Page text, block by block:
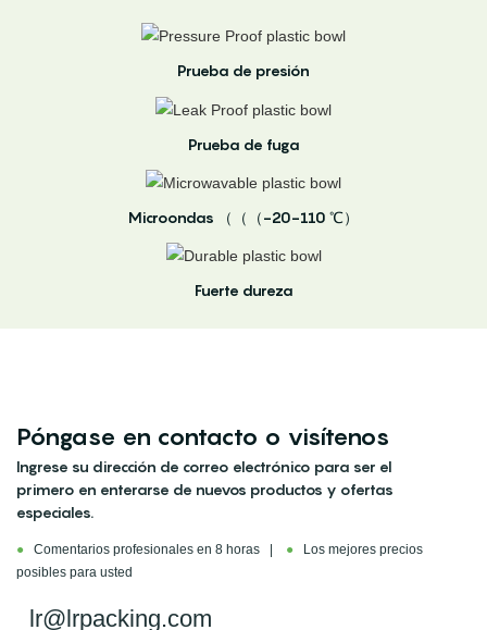
Prueba de presión
Prueba de fuga
Microondas （（（-20-110 ℃）
Fuerte dureza
Póngase en contacto o visítenos
Ingrese su dirección de correo electrónico para ser el
primero en enterarse de nuevos productos y ofertas
especiales.
● Comentarios profesionales en 8 horas | ●
Los mejores precios
posibles para usted
lr@lrpacking.com